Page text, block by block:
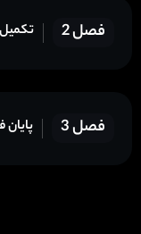
فصل 2
فصل 3